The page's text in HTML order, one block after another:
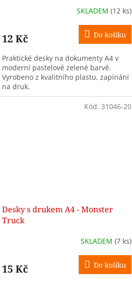
SKLADEM (12 ks)
12 Kč Do košíku
Praktické desky na dokumenty A4 v
moderní pastelově zelené barvě.
Vyrobeno z kvalitního plastu, zapínání
na druk.
Desky s drukem A4 - Monster
Truck
SKLADEM (7 ks)
15 Kč Do košíku
Kód: 31046-20